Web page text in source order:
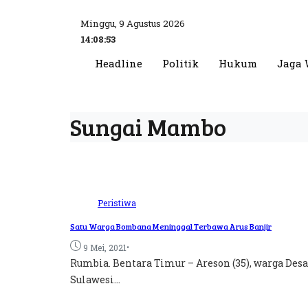
Minggu, 9 Agustus 2026
14:08:54
Headline Politik Hukum Jaga
Sungai Mambo
Peristiwa
Satu Warga Bombana Meninggal Terbawa Arus Banjir
9 Mei, 2021•
Rumbia. Bentara Timur – Areson (35), warga
Sulawesi...